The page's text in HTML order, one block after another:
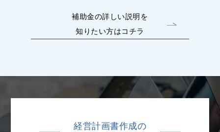
補助金の詳しい説明を
知りたい方はコチラ
経営計画書作成の